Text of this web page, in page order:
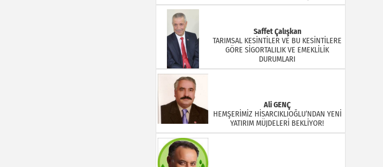
Saffet Çalışkan
TARIMSAL KESİNTİLER VE BU KESİNTİLERE
GÖRE SİGORTALILIK VE EMEKLİLİK
DURUMLARI
Ali GENÇ
HEMŞERİMİZ HİSARCIKLIOĞLU’NDAN YENİ
YATIRIM MÜJDELERİ BEKLİYOR!